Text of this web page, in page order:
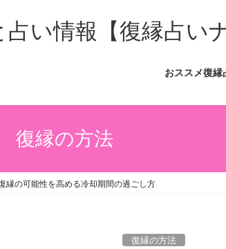
おススメ復縁
復縁の方法
縁の可能性を高める冷却期間の過ごし方
復縁の方法